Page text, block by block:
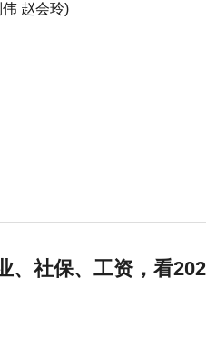
赵会玲)
、社保、工资，看